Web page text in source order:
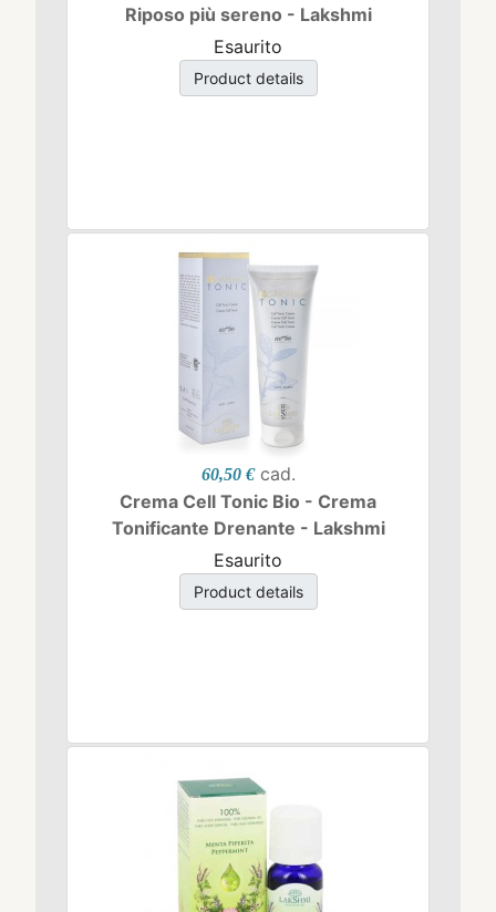
Riposo più sereno - Lakshmi
Esaurito
Product details
60,50 € cad.
Crema Cell Tonic Bio - Crema
Tonificante Drenante - Lakshmi
Esaurito
Product details